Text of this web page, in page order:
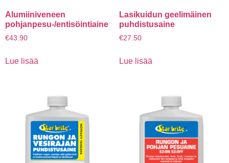
Alumiiniveneen
pohjanpesu-/entisöintiaine
€43.90
Lue lisää
Lasikuidun geelimäinen
puhdistusaine
€27.50
Lue lisää